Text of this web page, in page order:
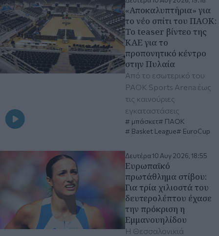
«Αποκαλυπτήρια» για
το νέο σπίτι του ΠΑΟΚ:
Το teaser βίντεο της
ΚΑΕ για το
προπονητικό κέντρο
στην Πυλαία
Από το εσωτερικό του
PAOK Sports Arena έως
τις καινούριες
εγκαταστάσεις
μπάσκετ
ΠΑΟΚ
Basket League
EuroCup
Δευτέρα 10 Αυγ 2026, 18:55
Ευρωπαϊκό
πρωτάθλημα στίβου:
Για τρία χιλιοστά του
δευτερολέπτου έχασε
την πρόκριση η
Εμμανουηλίδου
Η Θεσσαλονικιά